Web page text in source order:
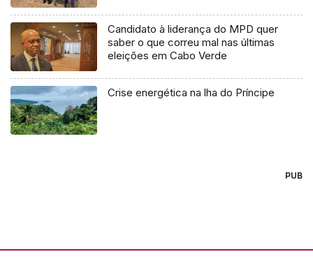
Candidato à liderança do MPD quer
saber o que correu mal nas últimas
eleições em Cabo Verde
Crise energética na lha do Príncipe
PUB